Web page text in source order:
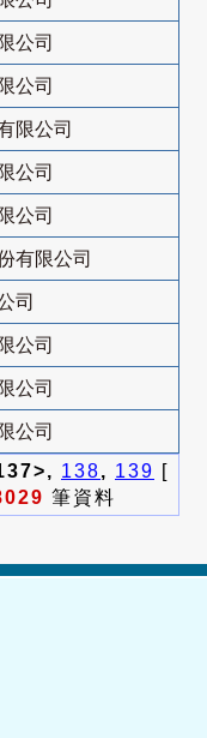
公司
公司
限公司
公司
公司
有限公司
司
公司
公司
公司
138, 139 [
筆資料